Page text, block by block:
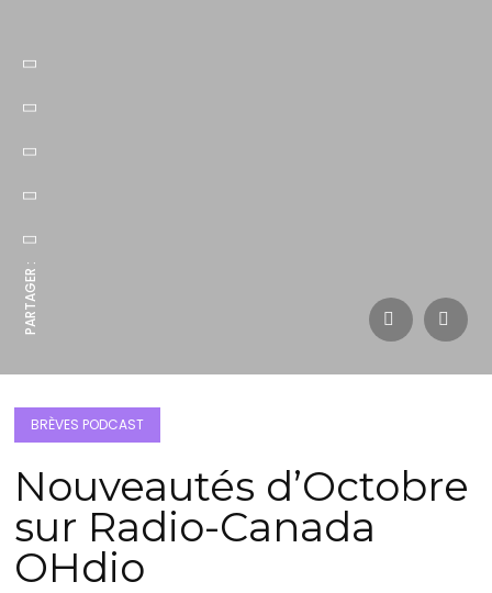
PARTAGER :
BRÈVES PODCAST
Nouveautés d’Octobre
sur Radio-Canada
OHdio